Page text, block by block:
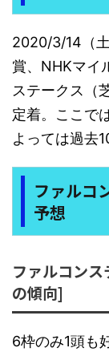
2020/3/14（
賞、NHKマイ
ステークス（
定着。ここで
よっては過去
ファルコ
予想
ファルコン
の傾向]
6枠のみ1頭も